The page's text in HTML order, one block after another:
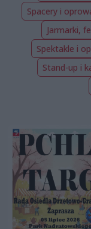
Spacery i
Jarmarki,
Spektakle i
Stand-up i